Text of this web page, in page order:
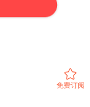
免费订阅